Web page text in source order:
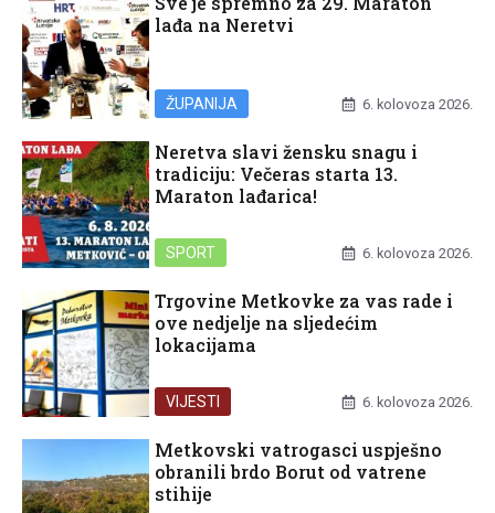
lađa na Neretvi
ŽUPANIJA 6. kolovoza 2026.
Neretva slavi žensku snagu i
tradiciju: Večeras starta 13.
Maraton lađarica!
SPORT 6. kolovoza 2026.
Trgovine Metkovke za vas rade i
ove nedjelje na sljedećim
lokacijama
VIJESTI 6. kolovoza 2026.
Metkovski vatrogasci uspješno
obranili brdo Borut od vatrene
stihije